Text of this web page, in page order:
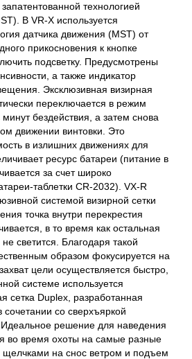
технологией
В VR-X используется
датчика движения (MST) от
прикосновения к кнопке
подсветку. Предусмотрены
а также индикатор
Эксклюзивная визирная
переключается в режим
бездействия, а затем снова
движении винтовки. Это
в излишних движениях для
ресурс батареи (питание в
за счет широко
таблетки CR-2032). VX-R
системой визирной сетки
точка внутри перекрестия
в то время как остальная
светится. Благодаря такой
образом фокусируется на
цели осуществляется быстро,
системе используется
сетка Duplex, разработанная
со сверхъяркой
Идеальное решение для наведения
во время охоты на самые разные
щелчками на снос ветром и подъем